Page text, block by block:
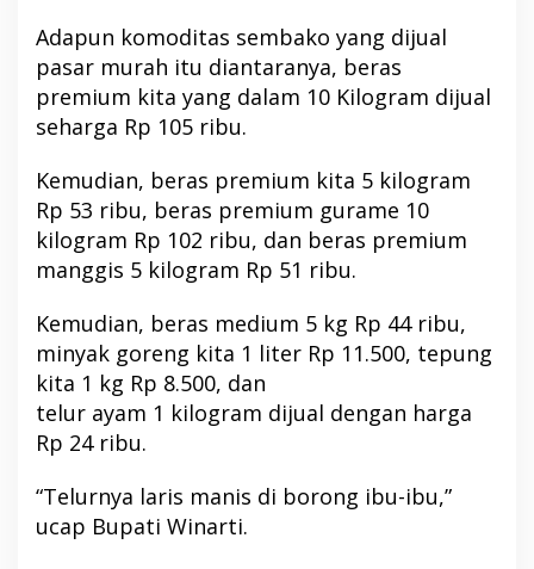
Adapun komoditas sembako yang dijual
pasar murah itu diantaranya, beras
premium kita yang dalam 10 Kilogram dijual
seharga Rp 105 ribu.
Kemudian, beras premium kita 5 kilogram
Rp 53 ribu, beras premium gurame 10
kilogram Rp 102 ribu, dan beras premium
manggis 5 kilogram Rp 51 ribu.
Kemudian, beras medium 5 kg Rp 44 ribu,
minyak goreng kita 1 liter Rp 11.500, tepung
kita 1 kg Rp 8.500, dan
telur ayam 1 kilogram dijual dengan harga
Rp 24 ribu.
“Telurnya laris manis di borong ibu-ibu,”
ucap Bupati Winarti.